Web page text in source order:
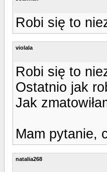
Robi się to
violala
Robi się to
Ostatnio jak
Jak
Mam pytanie,
natalia268